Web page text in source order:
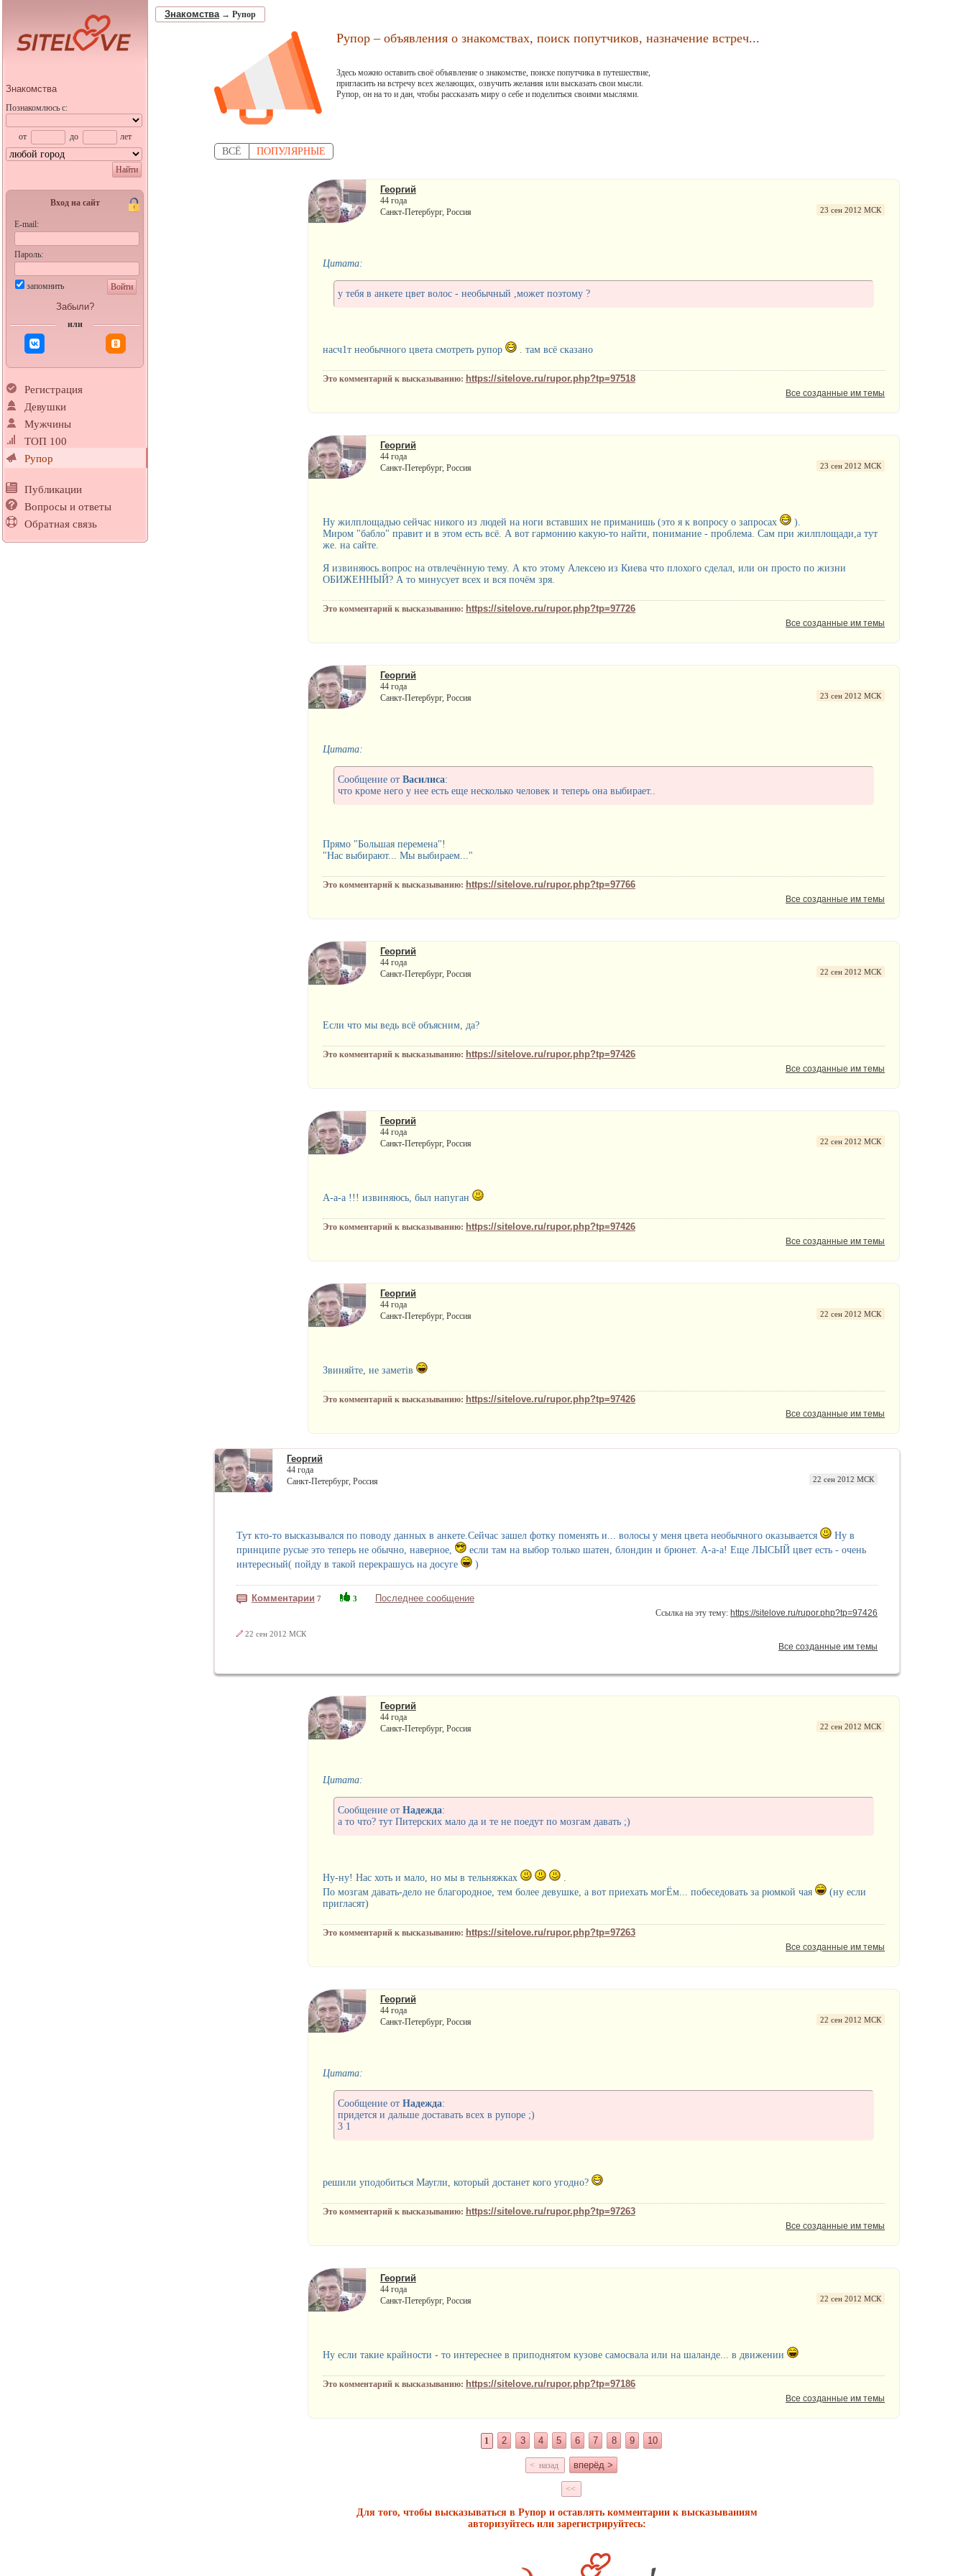
Знакомства
Познакомлюсь с:
от до лет
Найти
Вход на сайт
E-mail:
Пароль:
запомнить Войти
Забыли?
или
Регистрация
Девушки
Мужчины
ТОП 100
Рупор
Публикации
Вопросы и ответы
Обратная связь
Знакомства→ Рупор
Рупор – объявления о знакомствах, поиск попутчиков, назначение встреч...
Здесь можно оставить своё объявление о знакомстве, поиске попутчика в путешествие,
пригласить на встречу всех желающих, озвучить желания или высказать свои мысли.
Рупор, он на то и дан, чтобы рассказать миру о себе и поделиться своими мыслями.
ВСЁ ПОПУЛЯРНЫЕ
Георгий
44 года
Санкт-Петербург, Россия
23 сен 2012 МСК
Цитата:
у тебя в анкете цвет волос - необычный ,может поэтому ?
насч1т необычного цвета смотреть рупор . там всё сказано
Это комментарий к высказыванию: https://sitelove.ru/rupor.php?tp=97518
Все созданные им темы
Георгий
44 года
Санкт-Петербург, Россия
23 сен 2012 МСК
Ну жилплощадью сейчас никого из людей на ноги вставших не приманишь (это я к вопросу о запросах
).
Миром "бабло" правит и в этом есть всё. А вот гармонию какую-то найти, понимание - проблема. Сам при жилплощади,а тут
же. на сайте.
Я извиняюсь.вопрос на отвлечённую тему. А кто этому Алексею из Киева что плохого сделал, или он просто по жизни
ОБИЖЕННЫЙ? А то минусует всех и вся почём зря.
Это комментарий к высказыванию: https://sitelove.ru/rupor.php?tp=97726
Все созданные им темы
Георгий
44 года
Санкт-Петербург, Россия
23 сен 2012 МСК
Цитата:
Сообщение от Василиса:
что кроме него у нее есть еще несколько человек и теперь она выбирает..
Прямо "Большая перемена"!
"Нас выбирают... Мы выбираем..."
Это комментарий к высказыванию: https://sitelove.ru/rupor.php?tp=97766
Все созданные им темы
Георгий
44 года
Санкт-Петербург, Россия
22 сен 2012 МСК
Если что мы ведь всё объясним, да?
Это комментарий к высказыванию: https://sitelove.ru/rupor.php?tp=97426
Все созданные им темы
Георгий
44 года
Санкт-Петербург, Россия
22 сен 2012 МСК
А-а-а !!! извиняюсь, был напуган
Это комментарий к высказыванию: https://sitelove.ru/rupor.php?tp=97426
Все созданные им темы
Георгий
44 года
Санкт-Петербург, Россия
22 сен 2012 МСК
Звиняйте, не заметiв
Это комментарий к высказыванию: https://sitelove.ru/rupor.php?tp=97426
Все созданные им темы
Георгий
44 года
Санкт-Петербург, Россия
22 сен 2012 МСК
Тут кто-то высказывался по поводу данных в анкете.Сейчас зашел фотку поменять и... волосы у меня цвета необычного оказывается
Ну в
принципе русые это теперь не обычно, наверное,
если там на выбор только шатен, блондин и брюнет. А-а-а! Еще ЛЫСЫЙ цвет есть - очень
интересный( пойду в такой перекрашусь на досуге
)
Комментарии 7 3 Последнее сообщение
Ссылка на эту тему: https://sitelove.ru/rupor.php?tp=97426
22 сен 2012 МСК
Все созданные им темы
Георгий
44 года
Санкт-Петербург, Россия
22 сен 2012 МСК
Цитата:
Сообщение от Надежда:
а то что? тут Питерских мало да и те не поедут по мозгам давать ;)
Ну-ну! Нас хоть и мало, но мы в тельняжках
.
По мозгам давать-дело не благородное, тем более девушке, а вот приехать могЁм... побеседовать за рюмкой чая
(ну если
пригласят)
Это комментарий к высказыванию: https://sitelove.ru/rupor.php?tp=97263
Все созданные им темы
Георгий
44 года
Санкт-Петербург, Россия
22 сен 2012 МСК
Цитата:
Сообщение от Надежда:
придется и дальше доставать всех в рупоре ;)
3 1
решили уподобиться Маугли, который достанет кого угодно?
Это комментарий к высказыванию: https://sitelove.ru/rupor.php?tp=97263
Все созданные им темы
Георгий
44 года
Санкт-Петербург, Россия
22 сен 2012 МСК
Ну если такие крайности - то интереснее в приподнятом кузове самосвала или на шаланде... в движении
Это комментарий к высказыванию: https://sitelove.ru/rupor.php?tp=97186
Все созданные им темы
1 2 3 4 5 6 7 8 9 10
< назад вперёд >
<<
Для того, чтобы высказываться в Рупор и оставлять комментарии к высказываниям
авторизуйтесь или зарегистрируйтесь: